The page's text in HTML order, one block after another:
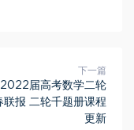
下一篇
届高考数学二轮
联报 二轮千题册课程
更新